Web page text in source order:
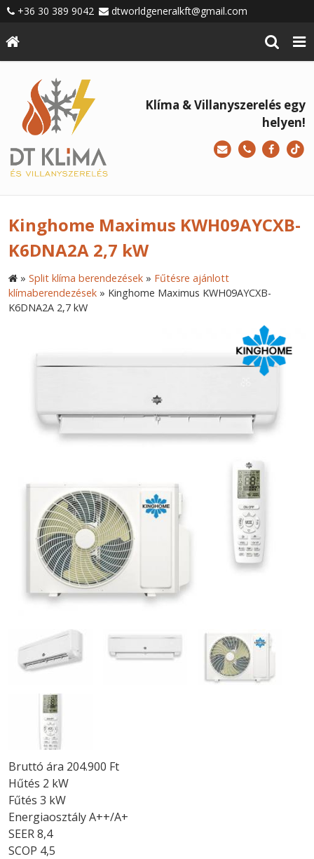
+36 30 389 9042 dtworldgeneralkft@gmail.com
Klíma & Villanyszerelés egy
helyen!
Kinghome Maximus KWH09AYCXB-
K6DNA2A 2,7 kW
» Split klíma berendezések » Fűtésre ajánlott
klímaberendezések » Kinghome Maximus KWH09AYCXB-
K6DNA2A 2,7 kW
Bruttó ára 204.900 Ft
Hűtés 2 kW
Fűtés 3 kW
Energiaosztály A++/A+
SEER 8,4
SCOP 4,5